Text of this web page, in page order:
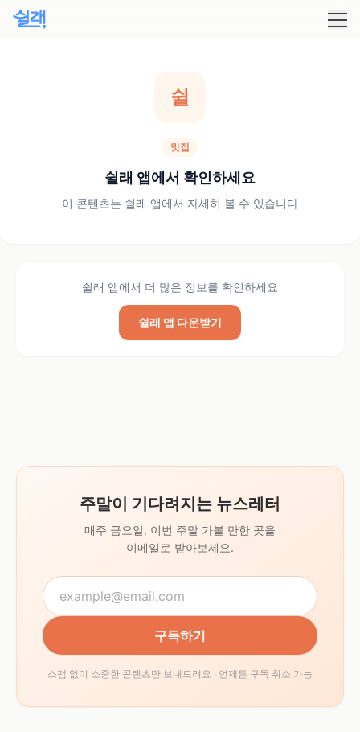
쉴
맛집
쉴래 앱에서 확인하세요
이 콘텐츠는 쉴래 앱에서 자세히 볼 수 있습니다
쉴래 앱에서 더 많은 정보를 확인하세요
쉴래 앱 다운받기
주말이 기다려지는 뉴스레터
매주 금요일, 이번 주말 가볼 만한 곳을
이메일로 받아보세요.
구독하기
스팸 없이 소중한 콘텐츠만 보내드려요 · 언제든 구독 취소 가능